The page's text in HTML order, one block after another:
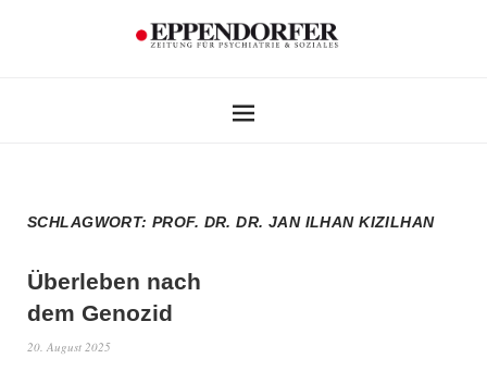
SCHLAGWORT:PROF. DR. DR. JAN ILHAN KIZILHAN
Überleben nach
dem Genozid
20. August 2025